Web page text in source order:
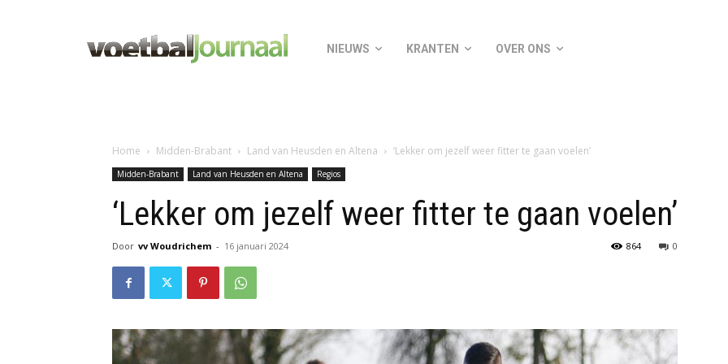
NIEUWS KRANTEN OVER ONS
Home Midden-Brabant Land van Heusden en Altena ‘Lekker om jezelf weer fitter te gaan voelen’
Midden-Brabant Land van Heusden en Altena Regios
‘Lekker om jezelf weer fitter te gaan voelen’
Door vv Woudrichem - 16 januari 2024 0
864